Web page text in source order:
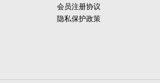
会员注册协议
隐私保护政策